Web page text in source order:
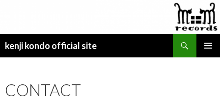
kenji kondo official site
索
ン
ツ
CONTACT